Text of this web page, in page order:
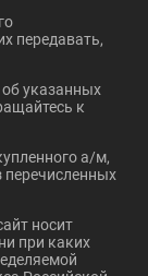
410 ₽
мес.
от:
мес.
передавать,
указанных
к
а/м,
носит
при каких